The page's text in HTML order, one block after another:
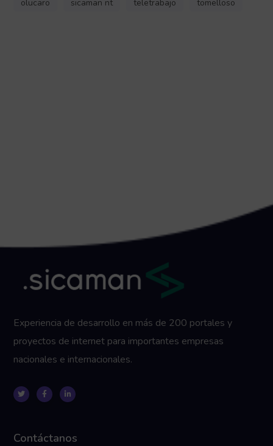
olucaro sicaman nt teletrabajo tomelloso
Experiencia de desarrollo en más de 200 portales y
proyectos de internet para importantes empresas
nacionales e internacionales.
Contáctanos